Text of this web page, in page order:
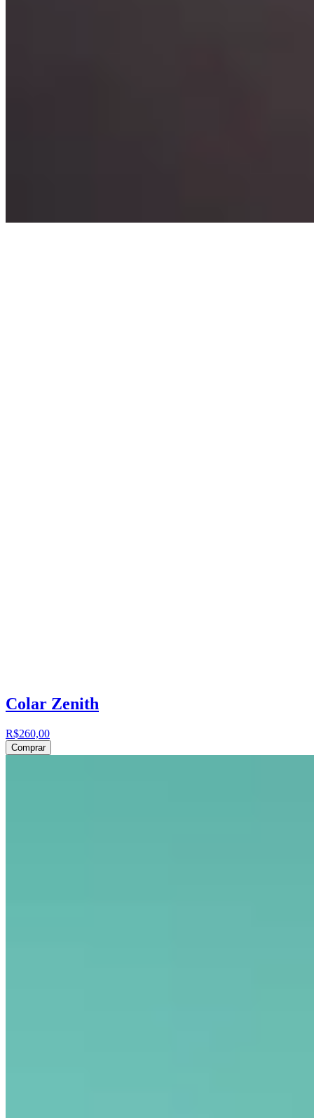
Colar Zenith
R$260,00
Comprar